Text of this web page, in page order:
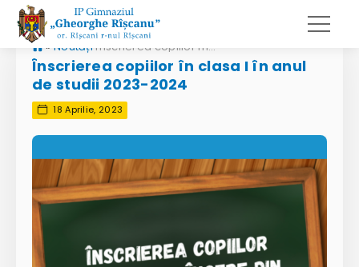
» Noutăți Înscrierea copiilor în clasa I în anul de studii 2023-2024
Înscrierea copiilor în clasa I în anul
de studii 2023-2024
18 Aprilie, 2023